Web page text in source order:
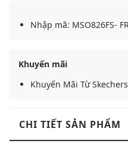
Nhập mã: MSO826FS-
Khuyến mãi
Khuyến Mãi Từ Skechers
CHI TIẾT SẢN PHẨM